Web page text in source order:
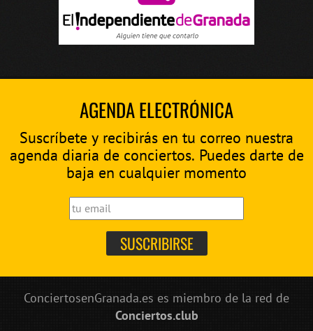
AGENDA ELECTRÓNICA
Suscríbete y recibirás en tu correo nuestra
agenda diaria de conciertos. Puedes darte de
baja en cualquier momento
ConciertosenGranada.es es miembro de la red de
Conciertos.club